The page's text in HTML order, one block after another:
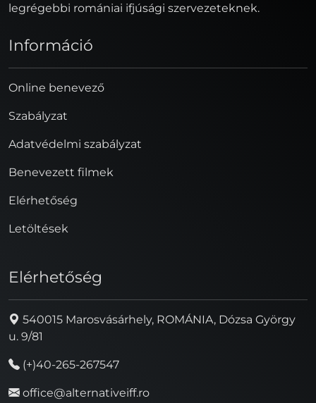
legrégebbi romániai ifjúsági szervezeteknek.
Információ
Online benevező
Szabályzat
Adatvédelmi szabályzat
Benevezett filmek
Elérhetőség
Letöltések
Elérhetőség
540015 Marosvásárhely, ROMÁNIA, Dózsa György
u. 9/81
(+)40-265-267547
office@alternativeiff.ro